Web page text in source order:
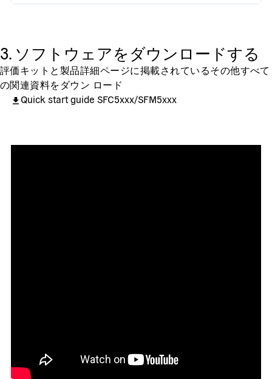
3. ソフトウェアをダウンロードする
評価キットと製品詳細ページに掲載されているその他すべて
の関連資料をダウン ロード
Quick start guide SFC5xxx/SFM5xxx